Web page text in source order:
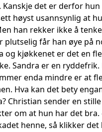
det er derfor hun
høyst usannsynlig at
han rekker ikke å
plutselig får han øye på
og kjøkkenet er det en
Sandra er en ryddefrik.
enda mindre er at
Hva kan det bety
Christian sender en
om at hun har det bra.
henne, så klikker